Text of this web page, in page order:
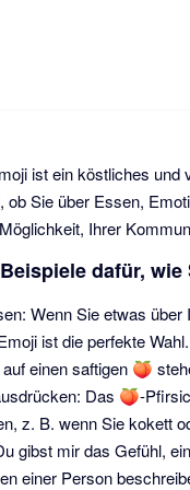
ist ein köstliches und
ob Sie über Essen,
Ihrer
dafür,
Wenn Sie etwas
ist die perfekte
einen saftigen 🍑
Das 🍑-
z. B. wenn Sie kokett
gibst mir das Gefühl,
einer Person